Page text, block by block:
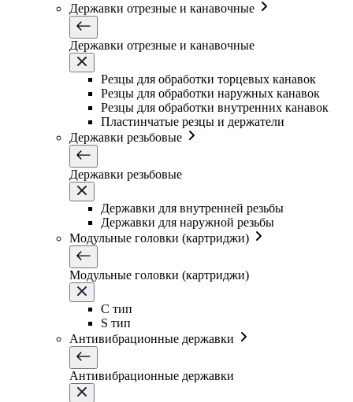
Державки отрезные и канавочные
Державки отрезные и канавочные
Резцы для обработки торцевых канавок
Резцы для обработки наружных канавок
Резцы для обработки внутренних канавок
Пластинчатые резцы и держатели
Державки резьбовые
Державки резьбовые
Державки для внутренней резьбы
Державки для наружной резьбы
Модульные головки (картриджи)
Модульные головки (картриджи)
C тип
S тип
Антивибрационные державки
Антивибрационные державки